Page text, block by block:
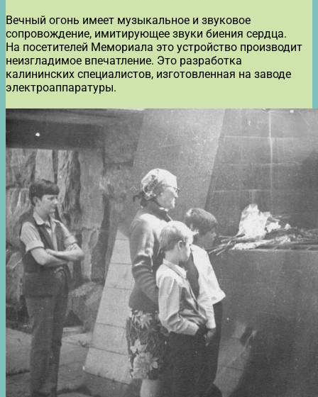
Вечный огонь имеет музыкальное и звуковое
сопровождение, имитирующее звуки биения сердца.
На посетителей Мемориала это устройство производит
неизгладимое впечатление. Это разработка
калининских специалистов, изготовленная на заводе
электроаппаратуры.